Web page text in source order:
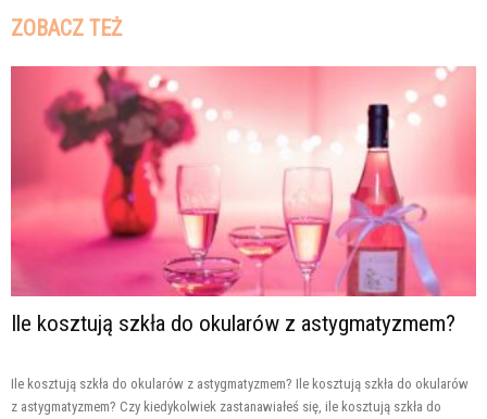
ZOBACZ TEŻ
Ile kosztują szkła do okularów z astygmatyzmem?
Ile kosztują szkła do okularów z astygmatyzmem? Ile kosztują szkła do okularów
z astygmatyzmem? Czy kiedykolwiek zastanawiałeś się, ile kosztują szkła do